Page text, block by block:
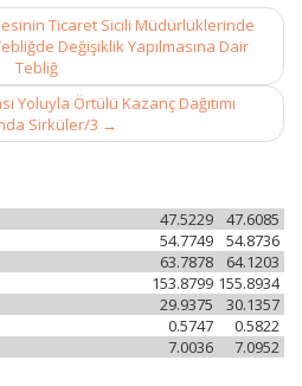
Ticaret Sicili Müdürlüklerinde
Değişiklik Yapılmasına Dair
Tebliğ
Yoluyla Örtülü Kazanç Dağıtımı
Sirküler/3 →
47.6085
47.5229
54.8736
54.7749
64.1203
63.7878
155.8934
153.8799
30.1357
29.9375
0.5822
0.5747
7.0952
7.0036